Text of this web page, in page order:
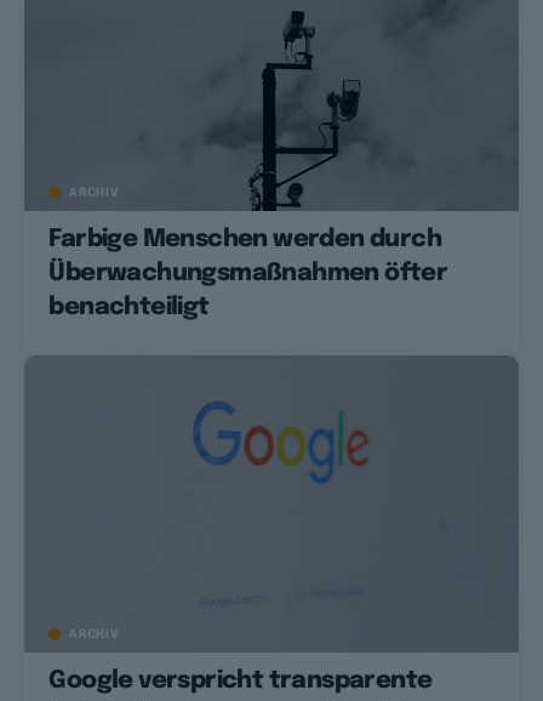
ARCHIV
Farbige Menschen werden durch
Überwachungsmaßnahmen öfter
benachteiligt
ARCHIV
Google verspricht transparente